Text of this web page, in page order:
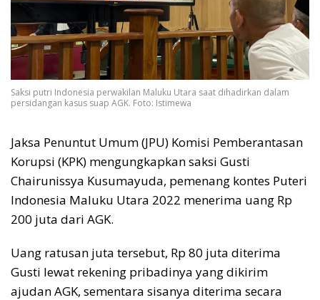
Saksi putri Indonesia perwakilan Maluku Utara saat dihadirkan dalam
persidangan kasus suap AGK. Foto: Istimewa
Jaksa Penuntut Umum (JPU) Komisi Pemberantasan
Korupsi (KPK) mengungkapkan saksi Gusti
Chairunissya Kusumayuda, pemenang kontes Puteri
Indonesia Maluku Utara 2022 menerima uang Rp
200 juta dari AGK.
Uang ratusan juta tersebut, Rp 80 juta diterima
Gusti lewat rekening pribadinya yang dikirim
ajudan AGK, sementara sisanya diterima secara